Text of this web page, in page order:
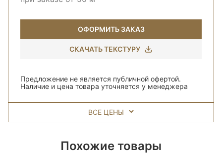
ОФОРМИТЬ ЗАКАЗ
СКАЧАТЬ ТЕКСТУРУ
Предложение не является публичной офертой.
Наличие и цена товара уточняется у менеджера
ВСЕ ЦЕНЫ
Похожие товары